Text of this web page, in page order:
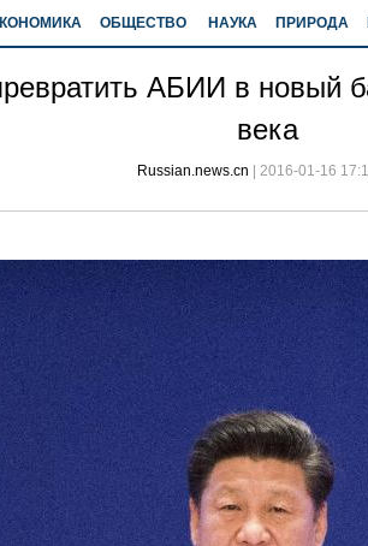
ОБЩЕСТВО НАУКА ПРИРОДА
АБИИ в новый
века
Russian.news.cn 2016-01-16